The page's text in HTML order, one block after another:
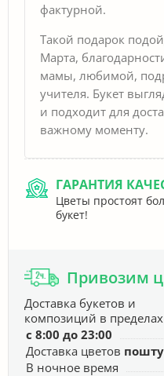
фактурной.
Такой подарок
Марта,
мамы, любимой,
учителя. Букет
и подходит для
важному моменту.
ГАРАНТИЯ
Цветы простоят
букет!
Привозим
Доставка букетов и
композиций в
с 8:00 до 23:00
Доставка цветов
В ночное время